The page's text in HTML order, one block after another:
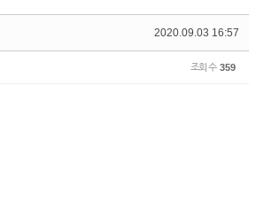
2020.09.03 16:57
조회 수 359